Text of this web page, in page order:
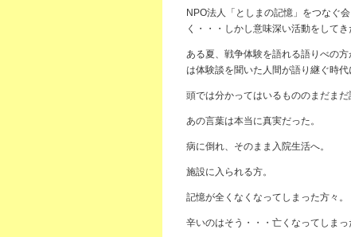
NPO法人「としまの記憶」をつなぐ
く・・・しかし意味深い活動をしてき
ある夏、戦争体験を語れる語りべの
は体験談を聞いた人間が語り継ぐ時代
頭では分かってはいるもののまだま
あの言葉は本当に真実だった。
病に倒れ、そのまま入院生活へ。
施設に入られる方。
記憶が全くなくなってしまった方々。
辛いのはそう・・・亡くなってしまっ